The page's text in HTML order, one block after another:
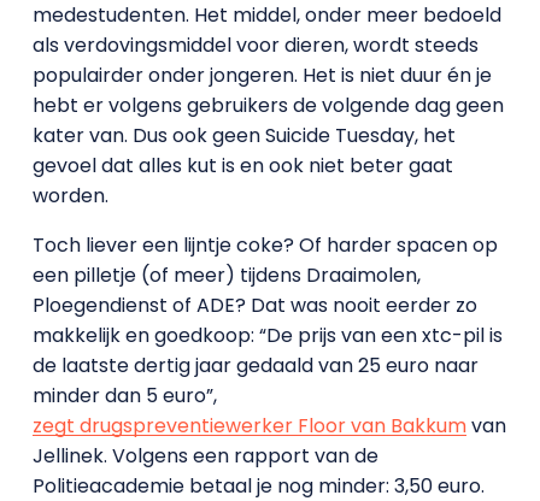
medestudenten. Het middel, onder meer bedoeld
als verdovingsmiddel voor dieren, wordt steeds
populairder onder jongeren. Het is niet duur én je
hebt er volgens gebruikers de volgende dag geen
kater van. Dus ook geen Suicide Tuesday, het
gevoel dat alles kut is en ook niet beter gaat
worden.
Toch liever een lijntje coke? Of harder spacen op
een pilletje (of meer) tijdens Draaimolen,
Ploegendienst of ADE? Dat was nooit eerder zo
makkelijk en goedkoop: “De prijs van een xtc-pil is
de laatste dertig jaar gedaald van 25 euro naar
minder dan 5 euro”,
zegt drugspreventiewerker Floor van Bakkumvan
Jellinek. Volgens een rapport van de
Politieacademie betaal je nog minder: 3,50 euro.